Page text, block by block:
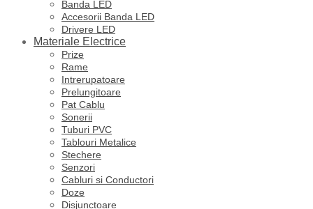
Banda LED
Accesorii Banda LED
Drivere LED
Materiale Electrice
Prize
Rame
Intrerupatoare
Prelungitoare
Pat Cablu
Sonerii
Tuburi PVC
Tablouri Metalice
Stechere
Senzori
Cabluri si Conductori
Doze
Disjunctoare